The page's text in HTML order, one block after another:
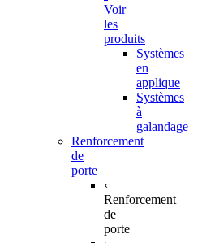
Voir
les
produits
Systèmes
en
applique
Systèmes
à
galandage
Renforcement
de
porte
‹
Renforcement
de
porte